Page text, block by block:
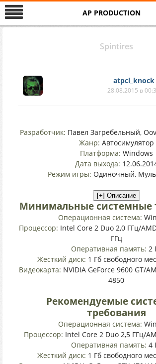
AP PRODUCTION
Spintires
atpcl_knock
28.08.2015 в
Разработчик: Павел Загребельный,
Жанр: Автосимулятор
Платформа: Windows
Дата выхода:
Режим игры: Одиночный,
Минимальные системные
Операционная система:
Процессор: Intel Core 2 Duo 2,0 ГГц/
ГГц
Оперативная память: 2
Жесткий диск: 1 Гб свободного
Видеокарта: NVIDIA GeForce 9600 GT/
4850
Рекомендуемые
требования
Операционная система:
Процессор: Intel Core 2 Duo 2,5 ГГц/
Оперативная память: 4
Жесткий диск: 1 Гб свободного